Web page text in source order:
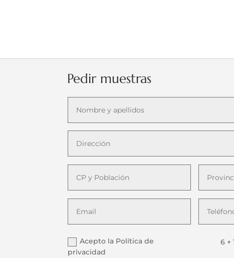
Pedir muestras
Acepto la Política de
privacidad
6 +